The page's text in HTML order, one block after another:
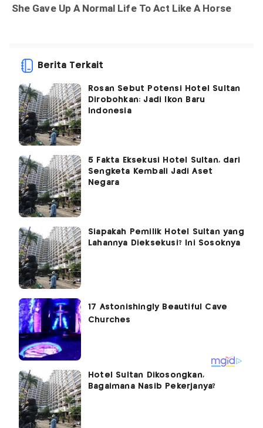
Berita Terkait
Rosan Sebut Potensi Hotel Sultan
Dirobohkan: Jadi Ikon Baru
Indonesia
5 Fakta Eksekusi Hotel Sultan, dari
Sengketa Kembali Jadi Aset
Negara
Siapakah Pemilik Hotel Sultan yang
Lahannya Dieksekusi? Ini Sosoknya
Hotel Sultan Dikosongkan,
Bagaimana Nasib Pekerjanya?